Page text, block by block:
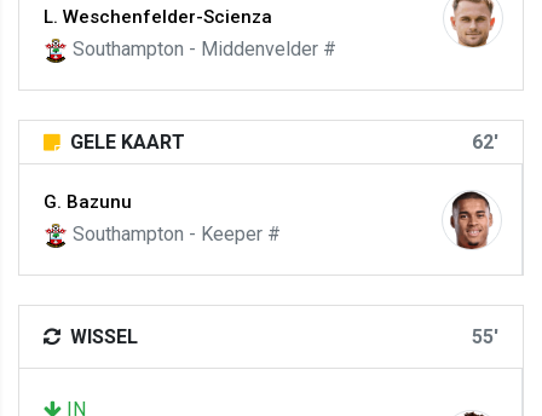
L. Weschenfelder-Scienza
Southampton - Middenvelder #
GELE KAART 62'
G. Bazunu
Southampton - Keeper #
WISSEL 55'
IN